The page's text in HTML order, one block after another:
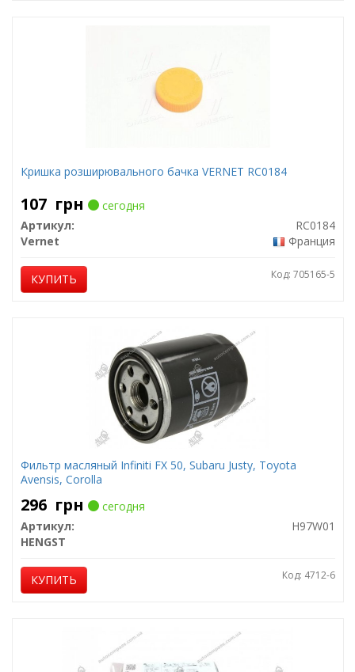
Кришка розширювального бачка VERNET RC0184
107 грн
сегодня
Артикул:
RC0184
Vernet
Франция
КУПИТЬ Код: 705165-5
Фильтр масляный Infiniti FX 50, Subaru Justy, Toyota
Avensis, Corolla
296 грн
сегодня
Артикул:
H97W01
HENGST
КУПИТЬ Код: 4712-6